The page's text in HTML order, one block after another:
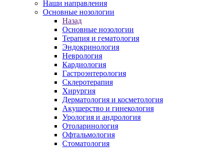
Наши направления
Основные нозологии
Назад
Основные нозологии
Терапия и гематология
Эндокринология
Неврология
Кардиология
Гастроэнтерология
Склеротерапия
Хирургия
Дерматология и косметология
Акушерство и гинекология
Урология и андрология
Отоларинология
Офтальмология
Стоматология